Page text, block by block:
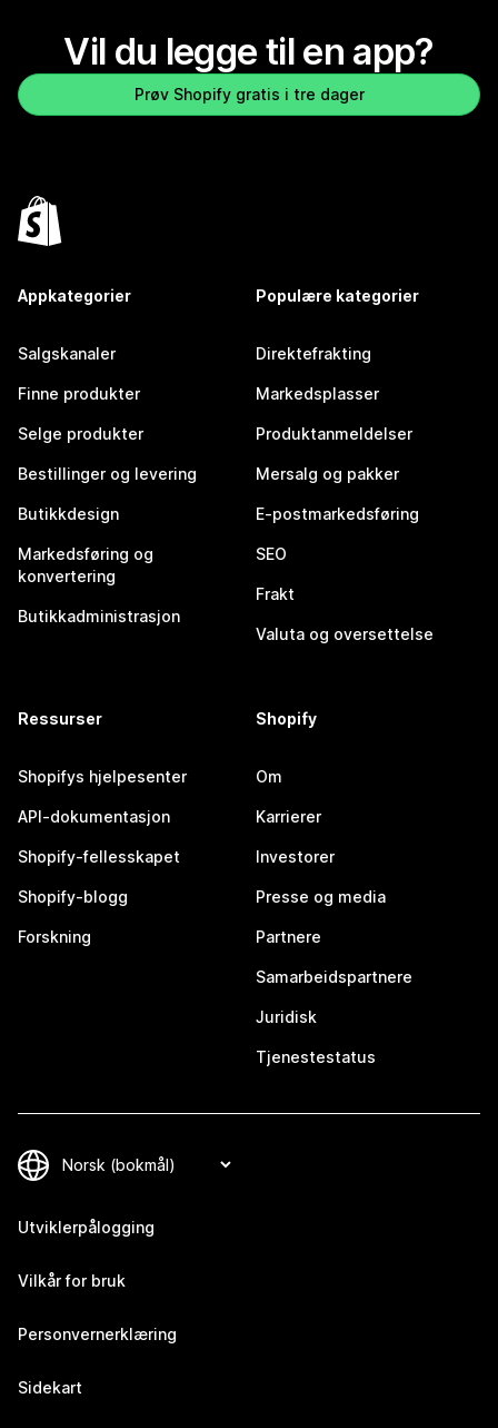
Vil du legge til en app?
Prøv Shopify gratis i tre dager
Appkategorier
Salgskanaler
Finne produkter
Selge produkter
Bestillinger og levering
Butikkdesign
Markedsføring og
konvertering
Butikkadministrasjon
Populære kategorier
Direktefrakting
Markedsplasser
Produktanmeldelser
Mersalg og pakker
E-postmarkedsføring
SEO
Frakt
Valuta og oversettelse
Ressurser
Shopifys hjelpesenter
API-dokumentasjon
Shopify-fellesskapet
Shopify-blogg
Forskning
Shopify
Om
Karrierer
Investorer
Presse og media
Partnere
Samarbeidspartnere
Juridisk
Tjenestestatus
Utviklerpålogging
Vilkår for bruk
Personvernerklæring
Sidekart